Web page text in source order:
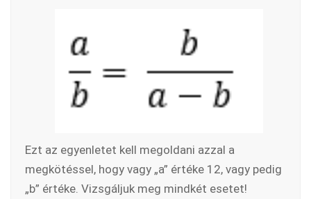
Ezt az egyenletet kell megoldani azzal a
megkötéssel, hogy vagy „a” értéke 12, vagy pedig
„b” értéke. Vizsgáljuk meg mindkét esetet!